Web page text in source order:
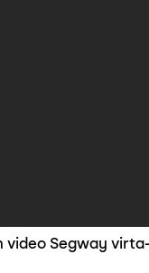
video Segway